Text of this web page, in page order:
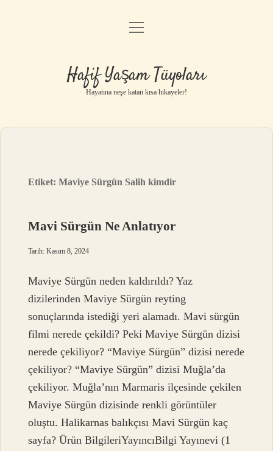
Anasayfa
Yasal Uyarı
menüyü
Hafif Yaşam Tüyoları
Hayatına neşe katan kısa hikayeler!
Etiket:Maviye Sürgün Salih kimdir
Mavi Sürgün Ne Anlatıyor
Tarih: Kasım 8, 2024
Maviye Sürgün neden kaldırıldı? Yaz
dizilerinden Maviye Sürgün reyting
sonuçlarında istediği yeri alamadı. Mavi sürgün
filmi nerede çekildi? Peki Maviye Sürgün dizisi
nerede çekiliyor? “Maviye Sürgün” dizisi nerede
çekiliyor? “Maviye Sürgün” dizisi Muğla’da
çekiliyor. Muğla’nın Marmaris ilçesinde çekilen
Maviye Sürgün dizisinde renkli görüntüler
oluştu. Halikarnas balıkçısı Mavi Sürgün kaç
sayfa? Ürün BilgileriYayıncı‎Bilgi Yayınevi (1